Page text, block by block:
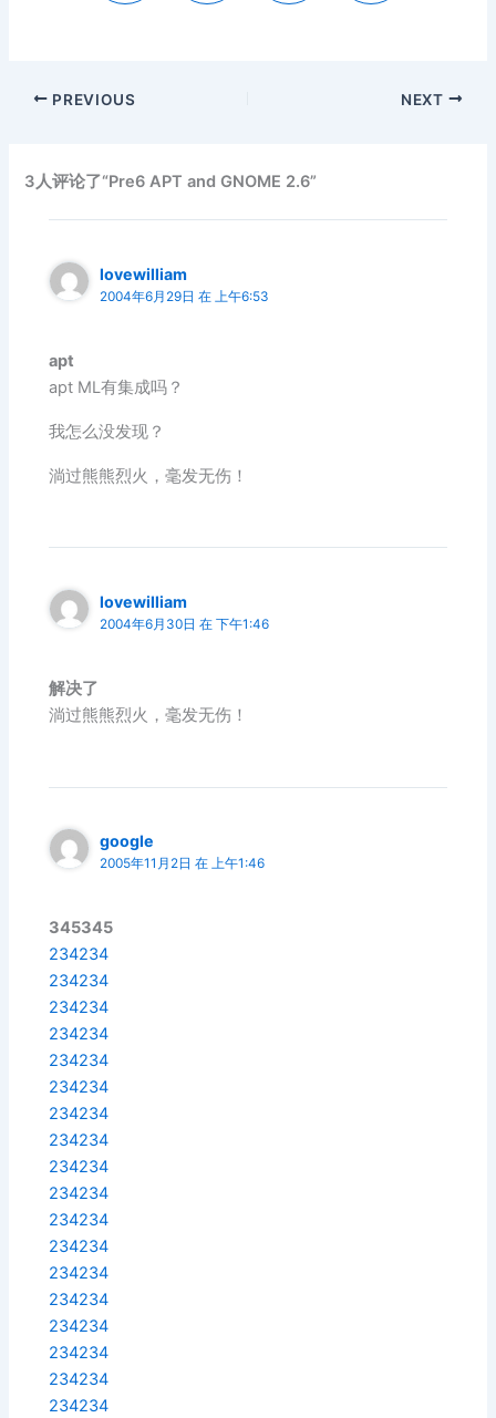
PREVIOUS NEXT
3人评论了“Pre6 APT and GNOME 2.6”
lovewilliam
2004年6月29日 在 上午6:53
apt
apt ML有集成吗？
我怎么没发现？
淌过熊熊烈火，毫发无伤！
lovewilliam
2004年6月30日 在 下午1:46
解决了
淌过熊熊烈火，毫发无伤！
google
2005年11月2日 在 上午1:46
345345
234234
234234
234234
234234
234234
234234
234234
234234
234234
234234
234234
234234
234234
234234
234234
234234
234234
234234